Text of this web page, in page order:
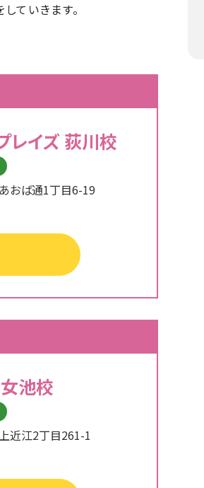
ていきます。
レイズ荻川校
おば通1丁目6-19
女池校
近江2丁目261-1